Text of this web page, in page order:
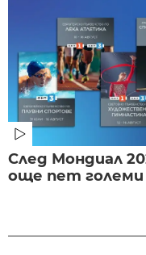
След Мондиал
още пет големи